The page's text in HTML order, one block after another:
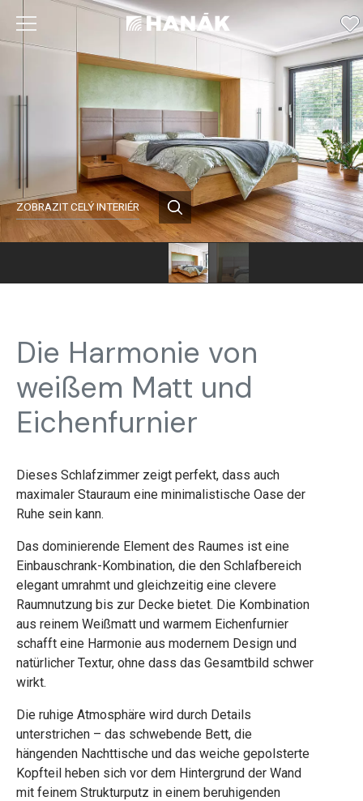
ZOBRAZIT CELÝ INTERIÉR
Die Harmonie von
weißem Matt und
Eichenfurnier
Dieses Schlafzimmer zeigt perfekt, dass auch
maximaler Stauraum eine minimalistische Oase der
Ruhe sein kann.
Das dominierende Element des Raumes ist eine
Einbauschrank-Kombination, die den Schlafbereich
elegant umrahmt und gleichzeitig eine clevere
Raumnutzung bis zur Decke bietet. Die Kombination
aus reinem Weißmatt und warmem Eichenfurnier
schafft eine Harmonie aus modernem Design und
natürlicher Textur, ohne dass das Gesamtbild schwer
wirkt.
Die ruhige Atmosphäre wird durch Details
unterstrichen – das schwebende Bett, die
hängenden Nachttische und das weiche gepolsterte
Kopfteil heben sich vor dem Hintergrund der Wand
mit feinem Strukturputz in einem beruhigenden